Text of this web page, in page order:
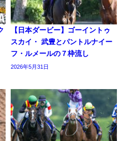
【日本ダービー】ゴーイントゥ
スカイ・ 武豊とパントルナイー
フ・ルメールの７枠流し
2026年5月31日